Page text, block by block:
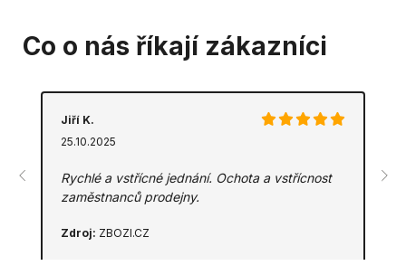
Co o nás říkají zákazníci
Jiří K.
25.10.2025
Rychlé a vstřícné jednání. Ochota a vstřícnost
zaměstnanců prodejny.
Zdroj: ZBOZI.CZ